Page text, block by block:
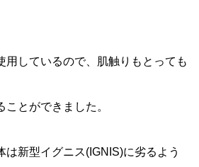
用しているので、肌触りもとっても
とができました。
は新型イグニス(IGNIS)に劣るよう